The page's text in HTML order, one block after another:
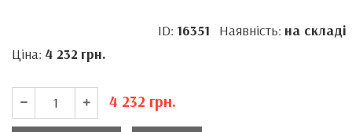
ID: 16351 Наявність: на складі
Ціна: 4 232 грн.
4 232 грн.